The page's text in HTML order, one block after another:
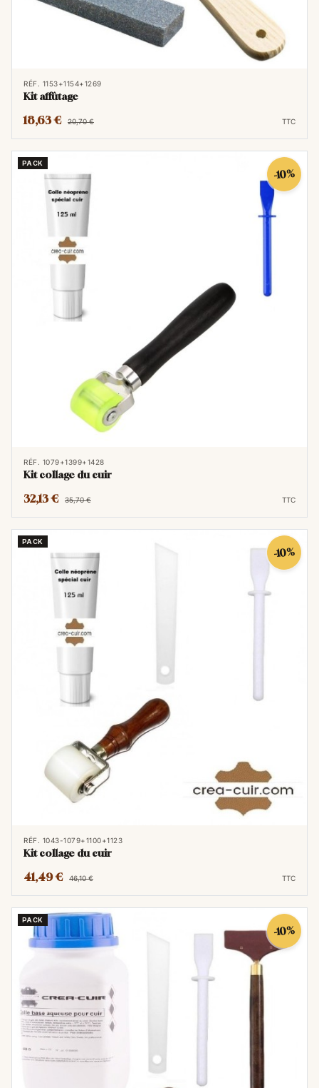
RÉF. 1153+1154+1269
Kit affûtage
18,63 € 20,70 € TTC
PACK
-10%
RÉF. 1079+1399+1428
Kit collage du cuir
32,13 € 35,70 € TTC
PACK
-10%
RÉF. 1043-1079+1100+1123
Kit collage du cuir
41,49 € 46,10 € TTC
PACK
-10%